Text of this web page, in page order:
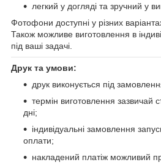
легкий у догляді та зручний у
Фотофони доступні у різних
Також можливе виготовлення в
під ваші задачі.
Друк та умови:
друк виконується під
термін виготовлення зазвичай
дні;
індивідуальні замовлення
оплати;
накладений платіж можливий